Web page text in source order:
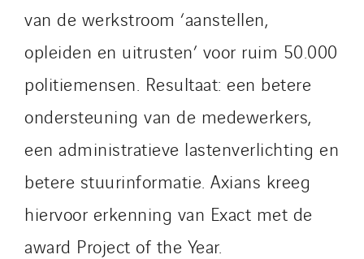
van de werkstroom ‘aanstellen,
opleiden en uitrusten’ voor ruim 50.000
politiemensen. Resultaat: een betere
ondersteuning van de medewerkers,
een administratieve lastenverlichting en
betere stuurinformatie. Axians kreeg
hiervoor erkenning van Exact met de
award Project of the Year.
Merelec
Mobility Way
Monnier Entreprises
NAE-France
North West Projects
Omexom Technikforum
Paumier Industrie
Paumier Marine
Paumier SA